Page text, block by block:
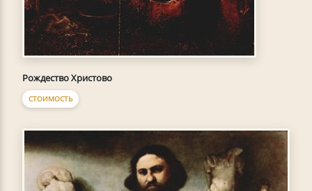
Рождество Христово
СТОИМОСТЬ